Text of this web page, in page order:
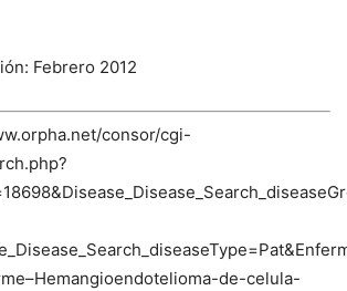
Febrero 2012
consor/cgi-
de-celula-